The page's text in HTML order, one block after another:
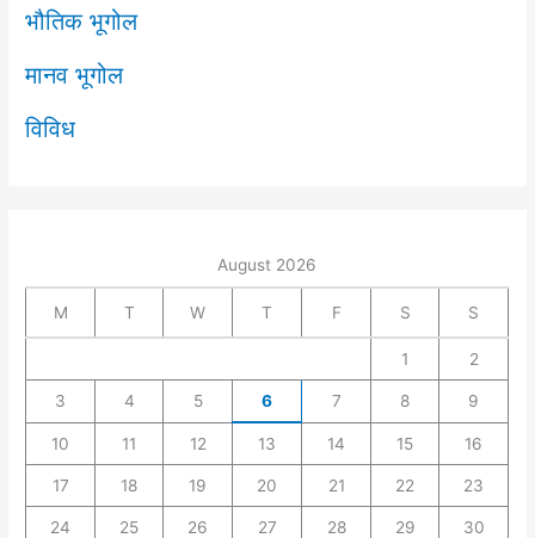
भौतिक भूगोल
मानव भूगोल
विविध
August 2026
M T W T F S S
1 2
3 4 5 6 7 8 9
10 11 12 13 14 15 16
17 18 19 20 21 22 23
24 25 26 27 28 29 30